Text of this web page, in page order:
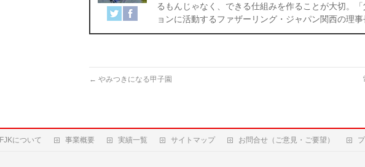
るもんじゃなく、できる仕組みを作ることが大切。
ョンに活動するファザーリング・ジャパン関西の理
← やみつきになる甲子園
FJKについて 事業概要 実績一覧 サイトマップ お問合せ（ご意見・ご要望）